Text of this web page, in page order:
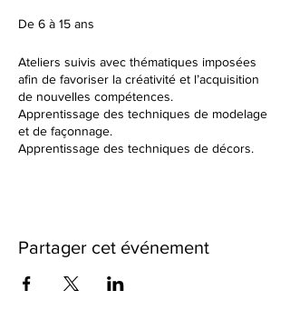
De 6 à 15 ans
Ateliers suivis avec thématiques imposées
afin de favoriser la créativité et l’acquisition
de nouvelles compétences.
Apprentissage des techniques de modelage
et de façonnage.
Apprentissage des techniques de décors.
différente à chaque fois. Nous observerons
cuissons et des différents travails de
Partager cet événement